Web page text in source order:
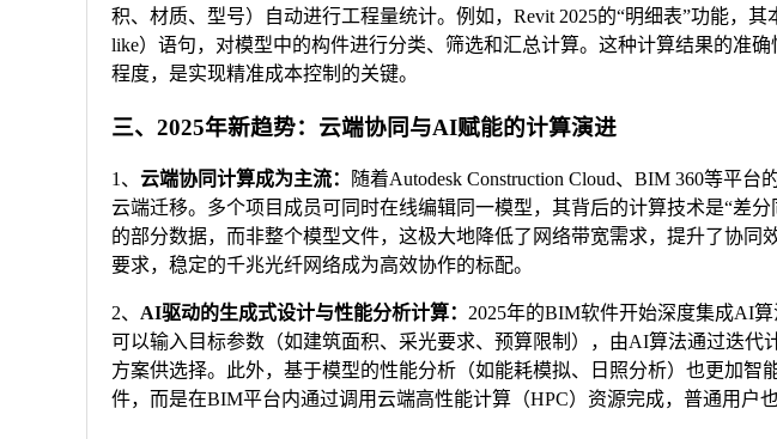
积、材质、型号）自动进行工程量统计。例如，Revit 2025的“明细表”功能，
like）语句，对模型中的构件进行分类、筛选和汇总计算。这种计算结果的准
程度，是实现精准成本控制的关键。
三、2025年新趋势：云端协同与AI赋能的计算演进
1、 云端协同计算成为主流：
随着Autodesk Construction Cloud、BIM 360等平
云端迁移。多个项目成员可同时在线编辑同一模型，其背后的计算技术是“差
的部分数据，而非整个模型文件，这极大地降低了网络带宽需求，提升了协同
要求，稳定的千兆光纤网络成为高效协作的标配。
2、 AI驱动的生成式设计与性能分析计算： 2025年的BIM软件开始深度集成AI
可以输入目标参数（如建筑面积、采光要求、预算限制），由AI算法通过迭代
方案供选择。此外，基于模型的性能分析（如能耗模拟、日照分析）也更加智
件，而是在BIM平台内通过调用云端高性能计算（HPC）资源完成，普通用户